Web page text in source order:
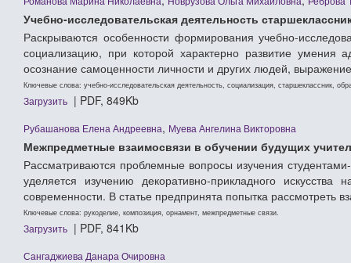
Учебно-исследовательская деятельность
Раскрываются особенности формирования учебно-
социализацию, при которой характерно развитие умения
осознание самоценности личности и других людей,
Ключевые слова: учебно-исследовательская деятельность, социализация, старшеклассник,
Загрузить
| PDF, 849Kb
Рубашанова Елена Андреевна, Муева Ангелина Викторовна
Межпредметные взаимосвязи в обучении будущих
Рассматриваются проблемные вопросы изучения
уделяется изучению декоративно-прикладного
современности. В статье предпринята попытка рассмотреть
Ключевые слова: рукоделие, композиция, орнамент, межпредметные связи.
Загрузить
| PDF, 841Kb
Сангаджиева Данара Очировна